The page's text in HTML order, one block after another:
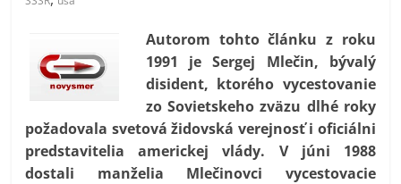
prospívá?
Autorom tohto článku z roku
1991 je Sergej Mlečin, bývalý
disident, ktorého vycestovanie
zo Sovietskeho zväzu dlhé roky
požadovala svetová židovská verejnosť i oficiálni
predstavitelia americkej vlády. V júni 1988
dostali manželia Mlečinovci vycestovacie